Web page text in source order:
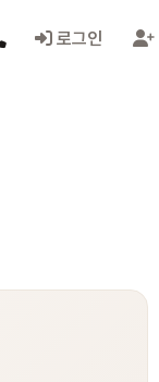
로그인